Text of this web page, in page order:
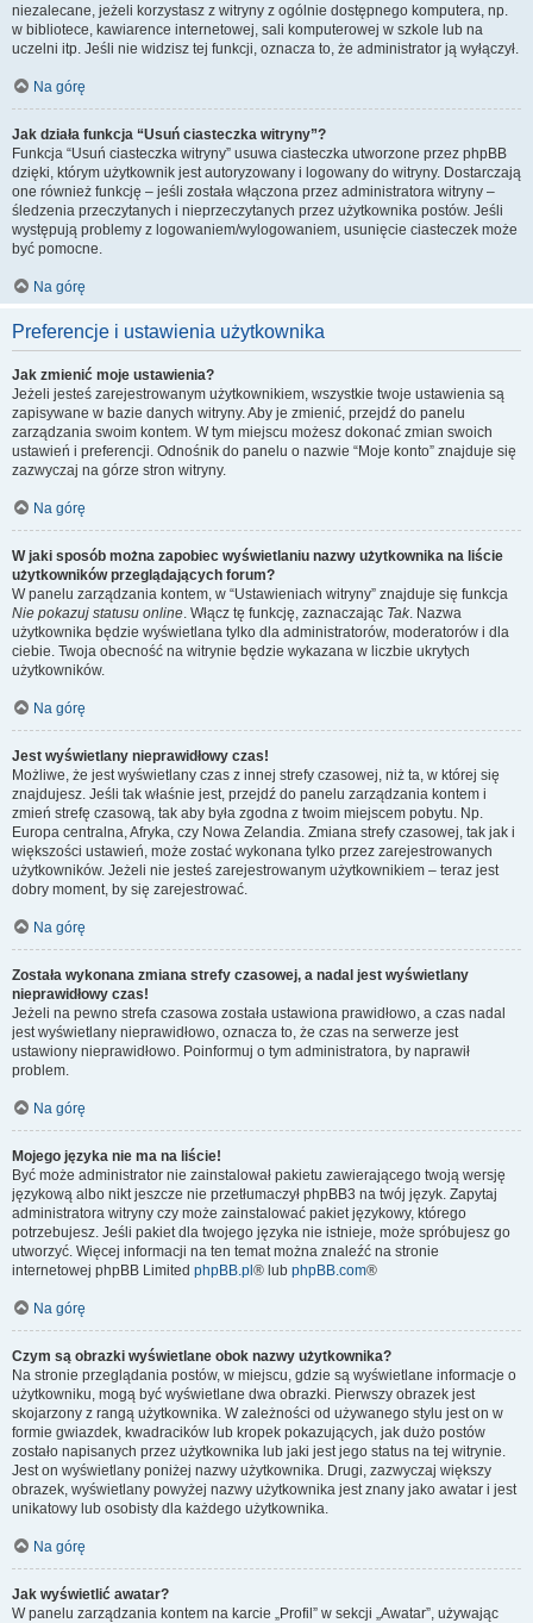
niezalecane, jeżeli korzystasz z witryny z ogólnie dostępnego komputera, np.
w bibliotece, kawiarence internetowej, sali komputerowej w szkole lub na
uczelni itp. Jeśli nie widzisz tej funkcji, oznacza to, że administrator ją wyłączył.
Na górę
Jak działa funkcja “Usuń ciasteczka witryny”?
Funkcja “Usuń ciasteczka witryny” usuwa ciasteczka utworzone przez phpBB
dzięki, którym użytkownik jest autoryzowany i logowany do witryny. Dostarczają
one również funkcję – jeśli została włączona przez administratora witryny –
śledzenia przeczytanych i nieprzeczytanych przez użytkownika postów. Jeśli
występują problemy z logowaniem/wylogowaniem, usunięcie ciasteczek może
być pomocne.
Na górę
Preferencje i ustawienia użytkownika
Jak zmienić moje ustawienia?
Jeżeli jesteś zarejestrowanym użytkownikiem, wszystkie twoje ustawienia są
zapisywane w bazie danych witryny. Aby je zmienić, przejdź do panelu
zarządzania swoim kontem. W tym miejscu możesz dokonać zmian swoich
ustawień i preferencji. Odnośnik do panelu o nazwie “Moje konto” znajduje się
zazwyczaj na górze stron witryny.
Na górę
W jaki sposób można zapobiec wyświetlaniu nazwy użytkownika na liście
użytkowników przeglądających forum?
W panelu zarządzania kontem, w “Ustawieniach witryny” znajduje się funkcja
Nie pokazuj statusu online. Włącz tę funkcję, zaznaczając Tak. Nazwa
użytkownika będzie wyświetlana tylko dla administratorów, moderatorów i dla
ciebie. Twoja obecność na witrynie będzie wykazana w liczbie ukrytych
użytkowników.
Na górę
Jest wyświetlany nieprawidłowy czas!
Możliwe, że jest wyświetlany czas z innej strefy czasowej, niż ta, w której się
znajdujesz. Jeśli tak właśnie jest, przejdź do panelu zarządzania kontem i
zmień strefę czasową, tak aby była zgodna z twoim miejscem pobytu. Np.
Europa centralna, Afryka, czy Nowa Zelandia. Zmiana strefy czasowej, tak jak i
większości ustawień, może zostać wykonana tylko przez zarejestrowanych
użytkowników. Jeżeli nie jesteś zarejestrowanym użytkownikiem – teraz jest
dobry moment, by się zarejestrować.
Na górę
Została wykonana zmiana strefy czasowej, a nadal jest wyświetlany
nieprawidłowy czas!
Jeżeli na pewno strefa czasowa została ustawiona prawidłowo, a czas nadal
jest wyświetlany nieprawidłowo, oznacza to, że czas na serwerze jest
ustawiony nieprawidłowo. Poinformuj o tym administratora, by naprawił
problem.
Na górę
Mojego języka nie ma na liście!
Być może administrator nie zainstalował pakietu zawierającego twoją wersję
językową albo nikt jeszcze nie przetłumaczył phpBB3 na twój język. Zapytaj
administratora witryny czy może zainstalować pakiet językowy, którego
potrzebujesz. Jeśli pakiet dla twojego języka nie istnieje, może spróbujesz go
utworzyć. Więcej informacji na ten temat można znaleźć na stronie
internetowej phpBB Limited phpBB.pl ® lub phpBB.com®
Na górę
Czym są obrazki wyświetlane obok nazwy użytkownika?
Na stronie przeglądania postów, w miejscu, gdzie są wyświetlane informacje o
użytkowniku, mogą być wyświetlane dwa obrazki. Pierwszy obrazek jest
skojarzony z rangą użytkownika. W zależności od używanego stylu jest on w
formie gwiazdek, kwadracików lub kropek pokazujących, jak dużo postów
zostało napisanych przez użytkownika lub jaki jest jego status na tej witrynie.
Jest on wyświetlany poniżej nazwy użytkownika. Drugi, zazwyczaj większy
obrazek, wyświetlany powyżej nazwy użytkownika jest znany jako awatar i jest
unikatowy lub osobisty dla każdego użytkownika.
Na górę
Jak wyświetlić awatar?
W panelu zarządzania kontem na karcie „Profil” w sekcji „Awatar”, używając